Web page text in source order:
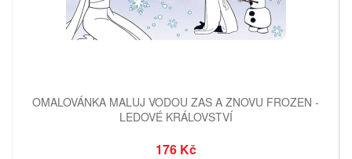
OMALOVÁNKA MALUJ VODOU ZAS A ZNOVU FROZEN -
LEDOVÉ KRÁLOVSTVÍ
176 Kč